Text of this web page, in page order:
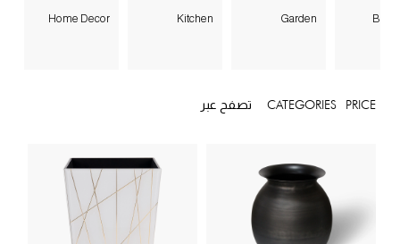
Home Decor Kitchen Garden
PRICE
CATEGORIES تصفح عبر